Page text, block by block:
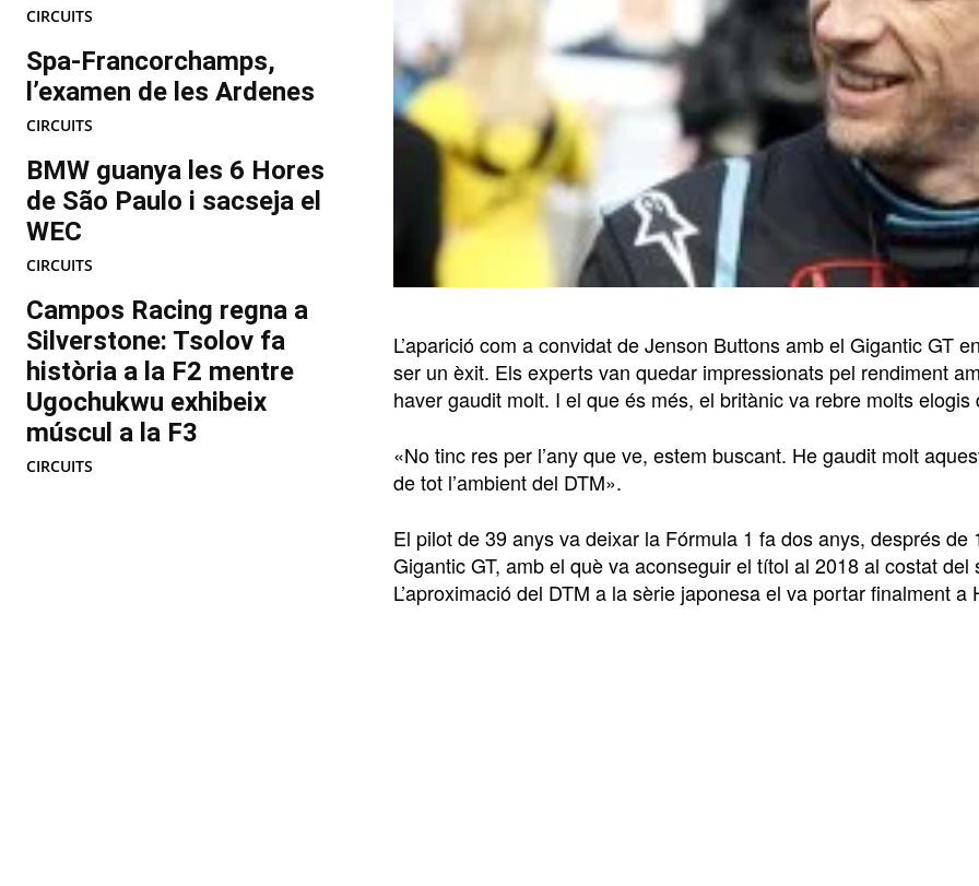
CIRCUITS
Spa-Francorchamps,
l’examen de les Ardenes
CIRCUITS
BMW guanya les 6 Hores
de São Paulo i sacseja el
WEC
CIRCUITS
Campos Racing regna a
Silverstone: Tsolov fa
història a la F2 mentre
Ugochukwu exhibeix
múscul a la F3
CIRCUITS
L’aparició com a convidat de Jenson Buttons amb el Gigantic GT
ser un èxit. Els experts van quedar impressionats pel rendiment
haver gaudit molt. I el que és més, el britànic va rebre molts
«No tinc res per l’any que ve, estem buscant. He gaudit molt
de tot l’ambient del DTM».
El pilot de 39 anys va deixar la Fórmula 1 fa dos anys, després
Gigantic GT, amb el què va aconseguir el títol al 2018 al costat del
L’aproximació del DTM a la sèrie japonesa el va portar finalment a